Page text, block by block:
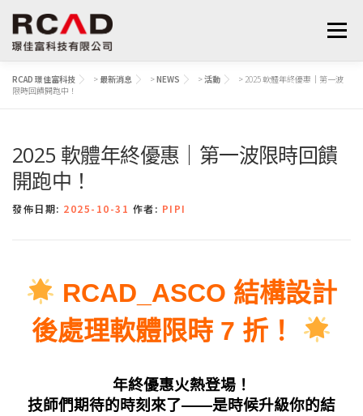
選單
最新消息
支援與學習 關於我們 聯絡我們 鋼筋學堂
RCAD 璟佳富科技 > 最新消息 >NEWS >活動 > 2025 軟體年終優惠｜第一波
限時回饋開跑中！
2025 軟體年終優惠｜第一波限時回饋
開跑中！
發佈日期: 2025-10-31 作者: PIPI
RCAD_ASCO 結構設計
後處理軟體限時 7 折！
年終優惠火熱登場！
技師們期待的時刻來了——是時候升級你的結